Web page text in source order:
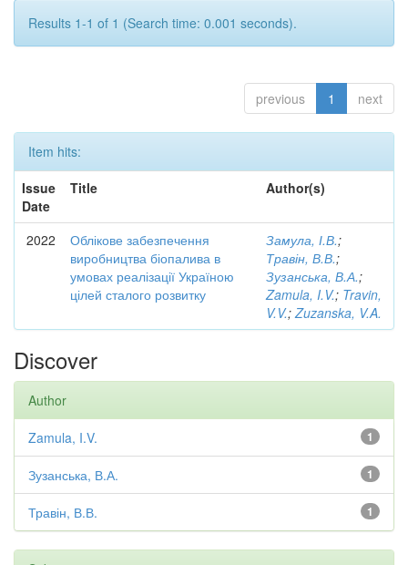
Results 1-1 of 1 (Search time: 0.001 seconds).
previous 1 next
Item hits:
Issue
Date
Title Author(s)
2022
Облікове забезпечення
виробництва біопалива в
умовах реалізації Україною
цілей сталого розвитку
Замула, І.В.;
Травін, В.В.;
Зузанська, В.А.;
Zamula, I.V.; Travin,
V.V.;Zuzanska, V.A.
Discover
Author
1
Zamula, I.V.
1
Зузанська, В.А.
1
Травін, В.В.